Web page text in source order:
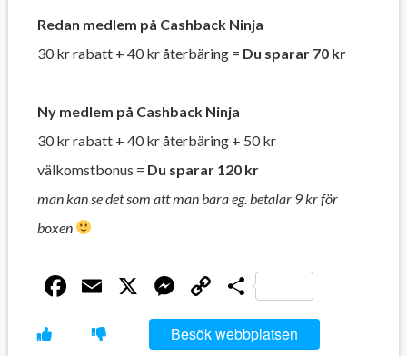
Redan medlem på Cashback Ninja
30 kr rabatt + 40 kr återbäring = Du sparar 70 kr
Ny medlem på Cashback Ninja
30 kr rabatt + 40 kr återbäring + 50 kr
välkomstbonus = Du sparar 120 kr
man kan se det som att man bara eg. betalar 9 kr för
boxen
Facebook
Email
X Messenger
Copy
Link
Dela
Besök webbplatsen